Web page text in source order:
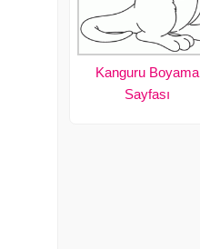
Kanguru Boyama
Sayfası